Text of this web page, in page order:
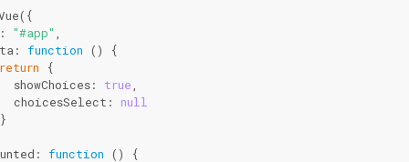
"#app"
function ( )
{
return {
showChoices:
true
choicesSelect:
null
function ( )
{